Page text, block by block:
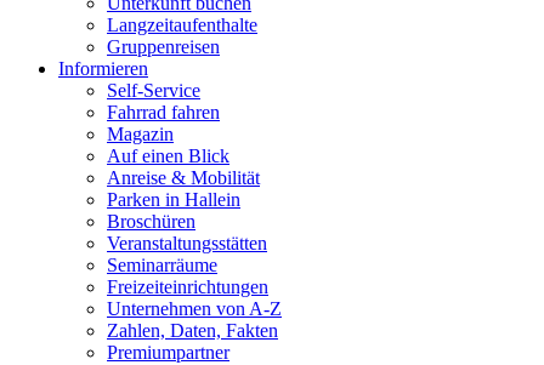
Langzeitaufenthalte
Gruppenreisen
Informieren
Self-Service
Fahrrad fahren
Magazin
Auf einen Blick
Anreise & Mobilität
Parken in Hallein
Broschüren
Veranstaltungsstätten
Seminarräume
Freizeiteinrichtungen
Unternehmen von A-Z
Zahlen, Daten, Fakten
Premiumpartner